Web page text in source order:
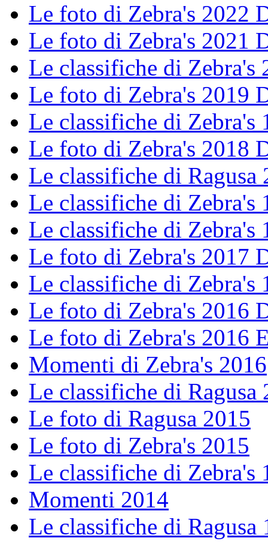
Le foto di Zebra's 2022
Le foto di Zebra's 2021
Le classifiche di Zebra's
Le foto di Zebra's 2019
Le classifiche di Zebra's
Le foto di Zebra's 2018
Le classifiche di Ragusa
Le classifiche di Zebra's
Le classifiche di Zebra's
Le foto di Zebra's 2017
Le classifiche di Zebra's
Le foto di Zebra's 2016
Le foto di Zebra's 2016
Momenti di Zebra's 2016
Le classifiche di Ragusa
Le foto di Ragusa 2015
Le foto di Zebra's 2015
Le classifiche di Zebra's
Momenti 2014
Le classifiche di Ragusa